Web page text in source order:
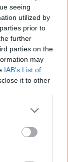
seeing
utilized by
prior to
further
parties on the
may
IAB’s List of
it to other